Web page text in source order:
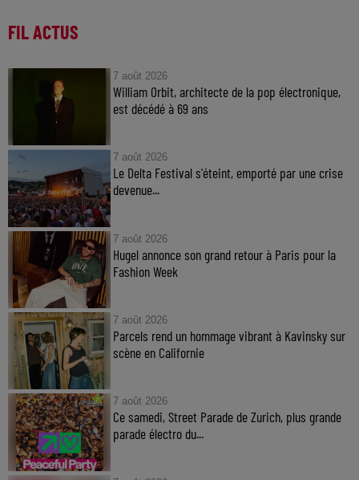
FIL ACTUS
7 août 2026
William Orbit, architecte de la pop électronique,
est décédé à 69 ans
7 août 2026
Le Delta Festival s'éteint, emporté par une crise
devenue...
7 août 2026
Hugel annonce son grand retour à Paris pour la
Fashion Week
7 août 2026
Parcels rend un hommage vibrant à Kavinsky sur
scène en Californie
7 août 2026
Ce samedi, Street Parade de Zurich, plus grande
parade électro du...